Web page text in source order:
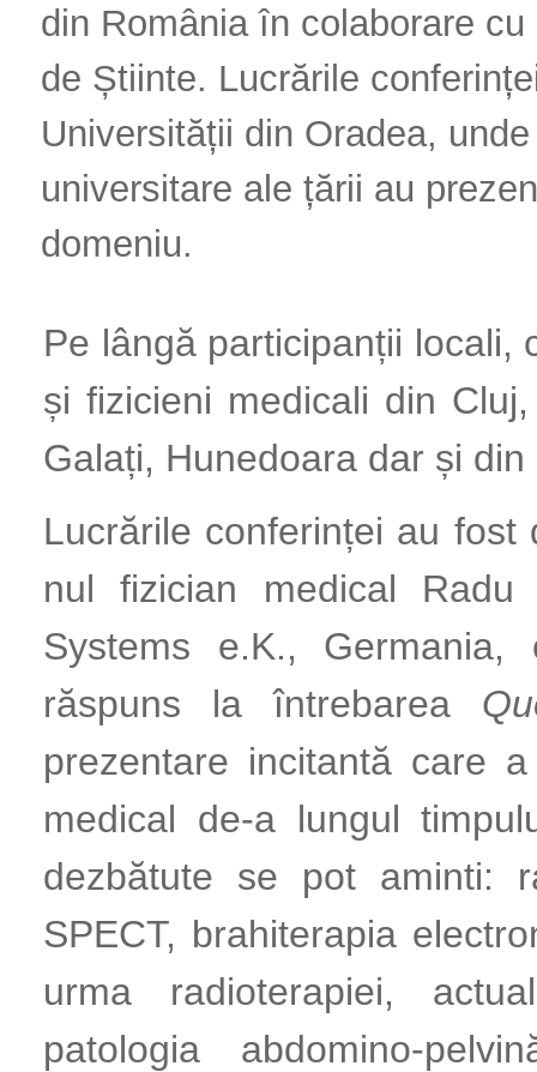
din România în colaborare
de Știinte. Lucrările
Universității din Oradea,
universitare ale țării au
domeniu.
Pe lângă participanții locali,
și fizicieni medicali din
Galați, Hunedoara dar și
Lucrările conferinței au
nul fizician medical
Systems e.K.,
răspuns la întrebarea
prezentare incitantă care
medical de-a lungul
dezbătute se pot aminti:
SPECT, brahiterapia
urma radioterapiei,
patologia abdomino-